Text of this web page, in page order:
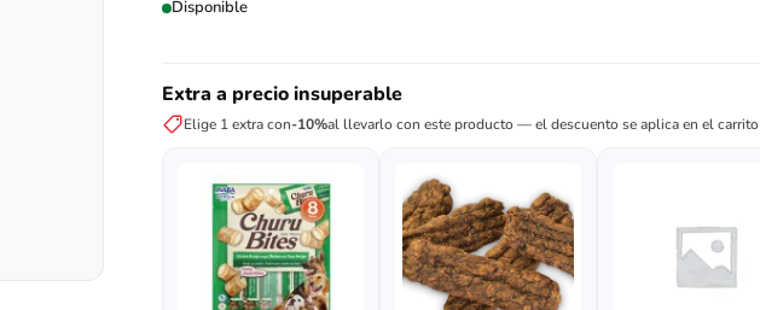
Disponible
Extra a precio insuperable
Elige 1 extra con-10%al llevarlo con este producto — el descuento se aplica en el carrito